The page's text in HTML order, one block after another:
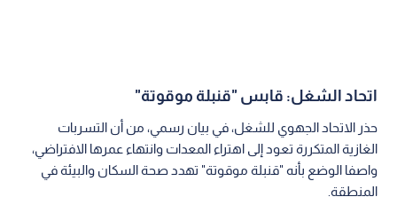
اتحاد الشغل: قابس "قنبلة موقوتة"
حذر الاتحاد الجهوي للشغل، في بيان رسمي، من أن التسربات
الغازية المتكررة تعود إلى اهتراء المعدات وانتهاء عمرها الافتراضي،
واصفا الوضع بأنه "قنبلة موقوتة" تهدد صحة السكان والبيئة في
المنطقة.